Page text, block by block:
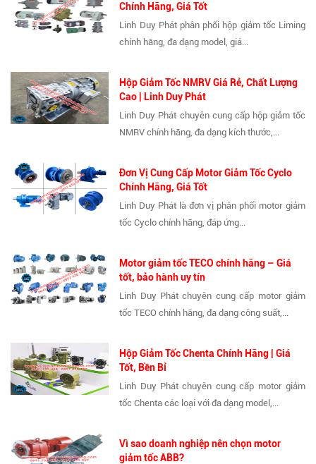
Chính Hãng, Giá Tốt
Linh Duy Phát phân phối hộp giảm tốc Liming
chính hãng, đa dạng model, giá...
Hộp Giảm Tốc NMRV Giá Rẻ, Chất Lượng
Cao | Linh Duy Phát
Linh Duy Phát chuyên cung cấp hộp giảm tốc
NMRV chính hãng, đa dạng kích thước,...
Đơn Vị Cung Cấp Motor Giảm Tốc Cyclo
Chính Hãng, Giá Tốt
Linh Duy Phát là đơn vị phân phối motor giảm
tốc Cyclo chính hãng, đáp ứng...
Motor giảm tốc TECO chính hãng – Giá
tốt, bảo hành uy tín
Linh Duy Phát chuyên cung cấp motor giảm
tốc TECO chính hãng, đa dạng công suất,...
Hộp Giảm Tốc Chenta Chính Hãng | Giá
Tốt, Bền Bỉ
Linh Duy Phát chuyên cung cấp motor giảm
tốc Chenta các loại với đa dạng model,...
Vì sao doanh nghiệp nên chọn motor
giảm tốc ABB?